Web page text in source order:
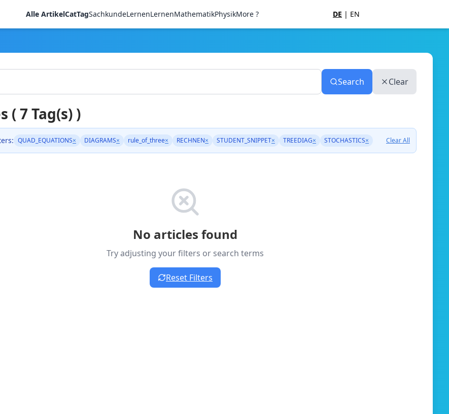
Alle ArtikelCatTagSachkundeLernenLernenMathematikPhysikMore ? DE | EN
Search Clear
( 7 Tag(s) )
QUAD_EQUATIONS× DIAGRAMS× rule_of_three× RECHNEN× STUDENT_SNIPPET× TREEDIAG× STOCHASTICS× Clear All
No articles found
Try adjusting your filters or search terms
Reset Filters